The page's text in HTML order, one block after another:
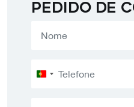
Pedido de
Portugal